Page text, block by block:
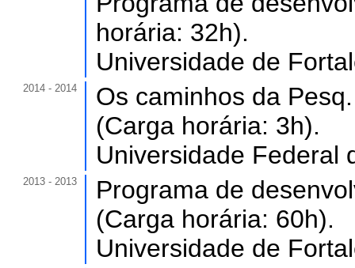
horária: 32h).
Universidade de
2014 - 2014
Os caminhos da
(Carga horária: 3h).
Universidade Federal
2013 - 2013
Programa de
(Carga horária: 60h).
Universidade de